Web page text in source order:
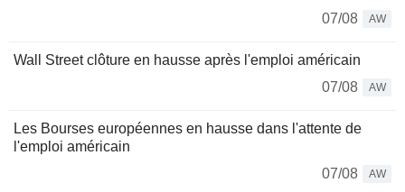
07/08
AW
Wall Street clôture en hausse après l'emploi américain
07/08
AW
Les Bourses européennes en hausse dans l'attente de
l'emploi américain
07/08
AW